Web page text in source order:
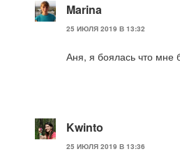
Marina
25 ИЮЛЯ 2019 В 13:32
Аня, я боялась что мне
Kwinto
25 ИЮЛЯ 2019 В 13:36